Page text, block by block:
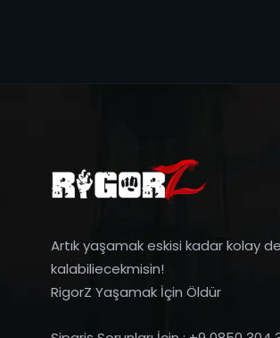
Artık yaşamak eskisi kadar kolay
kalabiliecekmisin!
RigorZ Yaşamak İçin Öldür